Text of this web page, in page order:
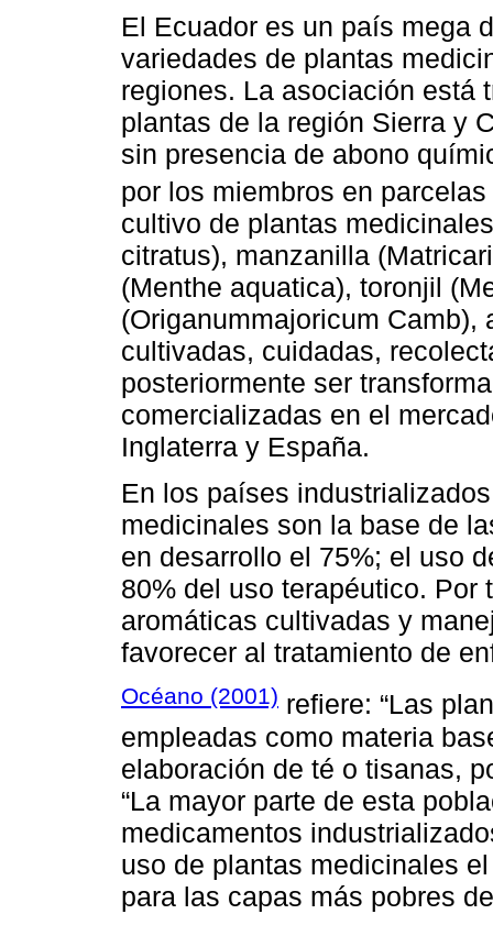
El Ecuador es un país mega
variedades de plantas
regiones. La asociación está
plantas de la región Sierra y
sin presencia de abono
por los miembros en
cultivo de plantas
citratus), manzanilla
(Menthe aquatica), toronjil
(Origanummajoricum
cultivadas, cuidadas,
posteriormente ser
comercializadas en el
Inglaterra y España.
En los países
medicinales son la base de
en desarrollo el 75%; el uso
80% del uso terapéutico.
aromáticas cultivadas y
favorecer al tratamiento de
Océano (2001) refiere: “Las
empleadas como materia
elaboración de té o tisanas,
“La mayor parte de esta
medicamentos
uso de plantas medicinales
para las capas más pobres